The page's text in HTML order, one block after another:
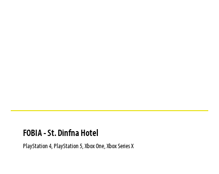
FOBIA - St. Dinfna Hotel
PlayStation 4, PlayStation 5, Xbox One, Xbox Series X